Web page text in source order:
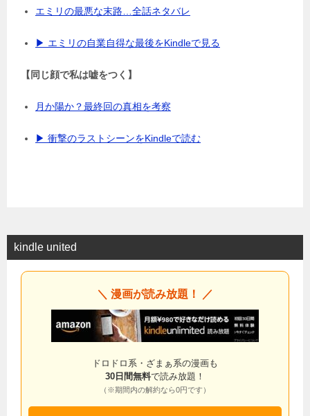
エミリの最悪な末路…全話ネタバレ
▶ エミリの自業自得な最後をKindleで見る
【同じ顔で私は嘘をつく】
月か陽か？最終回の真相を考察
▶ 衝撃のラストシーンをKindleで読む
kindle united
＼ 漫画が読み放題！ ／
ドロドロ系・ざまぁ系の漫画も
30日間無料で読み放題！
（※期間内の解約なら0円です）